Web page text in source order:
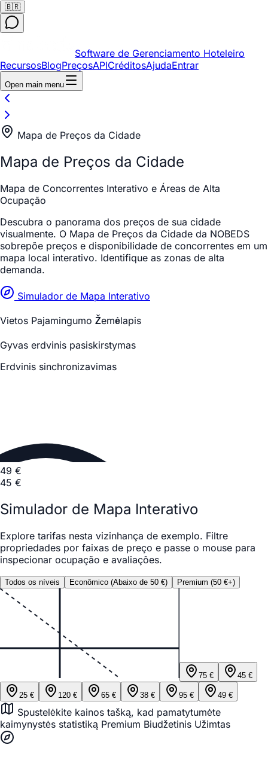
🇧🇷
Software de Gerenciamento Hoteleiro
RecursosBlogPreçosAPICréditosAjudaEntrar
Open main menu
Mapa de Preços da Cidade
Mapa de Preços da Cidade
Mapa de Concorrentes Interativo e Áreas de Alta
Ocupação
Descubra o panorama dos preços de sua cidade
visualmente. O Mapa de Preços da Cidade da NOBEDS
sobrepõe preços e disponibilidade de concorrentes em um
mapa local interativo. Identifique as zonas de alta
demanda.
Simulador de Mapa Interativo
Vietos Pajamingumo Žemėlapis
Gyvas erdvinis pasiskirstymas
Erdvinis sinchronizavimas
49 €
45 €
Simulador de Mapa Interativo
Explore tarifas nesta vizinhança de exemplo. Filtre
propriedades por faixas de preço e passe o mouse para
inspecionar ocupação e avaliações.
Todos os níveis Econômico (Abaixo de 50 €) Premium (50 €+)
75 € 45 €
25 € 120 € 65 € 38 € 95 € 49 €
Spustelėkite kainos tašką, kad pamatytumėte
kaimynystės statistiką Premium Biudžetinis Užimtas